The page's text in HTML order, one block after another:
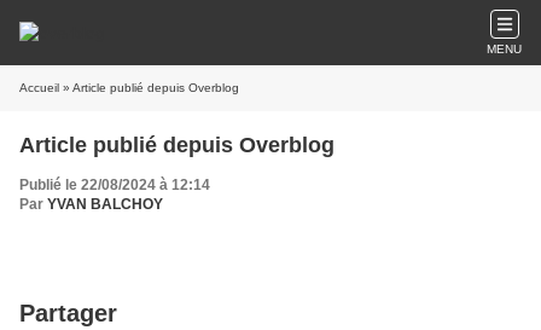
MENU
Accueil » Article publié depuis Overblog
Article publié depuis Overblog
Publié le 22/08/2024 à 12:14
Par YVAN BALCHOY
Partager